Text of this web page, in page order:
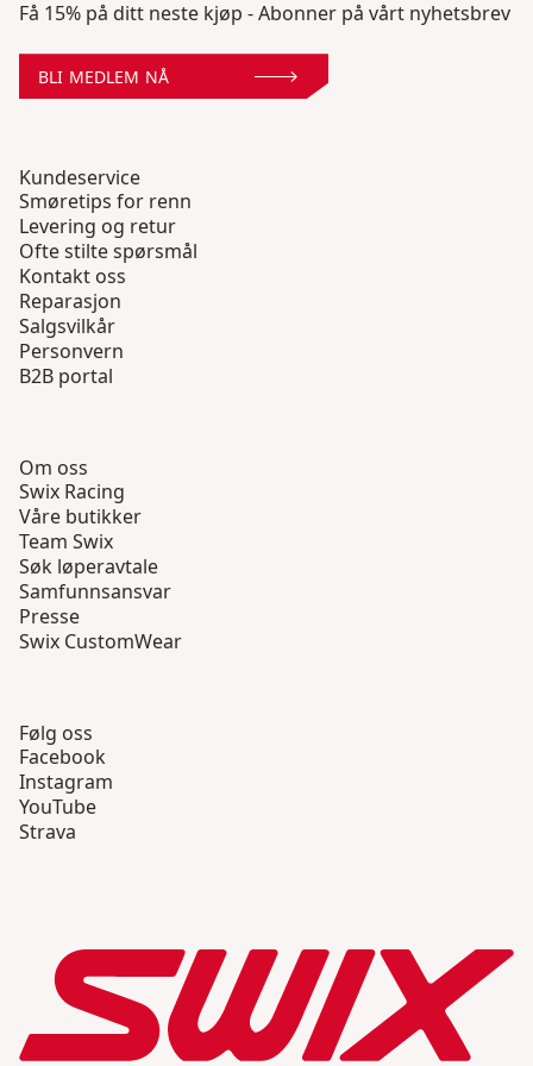
Få 15% på ditt neste kjøp - Abonner på vårt nyhetsbrev
BLI MEDLEM NÅ
Kundeservice
Smøretips for renn
Levering og retur
Ofte stilte spørsmål
Kontakt oss
Reparasjon
Salgsvilkår
Personvern
B2B portal
Om oss
Swix Racing
Våre butikker
Team Swix
Søk løperavtale
Samfunnsansvar
Presse
Swix CustomWear
Følg oss
Facebook
Instagram
YouTube
Strava